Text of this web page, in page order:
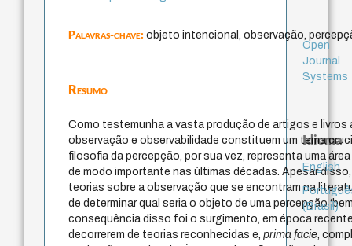
Palavras-chave:objeto intencional, observação,
Resumo
Como testemunha a vasta produção de artigos e
observação e observabilidade constituem um tema
filosofia da percepção, por sua vez, representa uma
de modo importante nas últimas décadas. Apesar
teorias sobre a observação que se encontram na
de determinar qual seria o objeto de uma percepção
consequência disso foi o surgimento, em época
decorrerem de teorias reconhecidas e,prima facie,
Open
Journal
Systems
Idioma
English
(Brasil)